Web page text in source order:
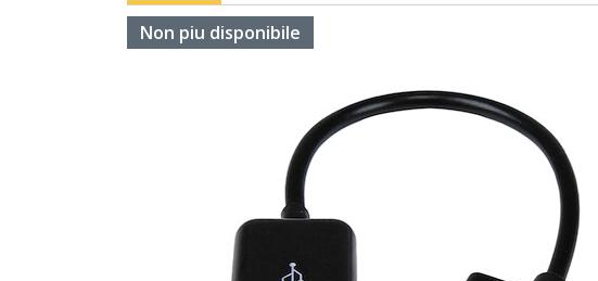
Non piu disponibile